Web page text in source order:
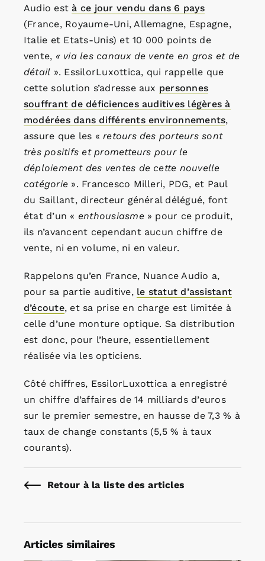
Audio est à ce jour vendu dans 6 pays
(France, Royaume-Uni, Allemagne, Espagne,
Italie et Etats-Unis) et 10 000 points de
vente, « via les canaux de vente en gros et de
détail ». EssilorLuxottica, qui rappelle que
cette solution s’adresse aux personnes
souffrant de déficiences auditives légères à
modérées dans différents environnements,
assure que les «retours des porteurs sont
très positifs et prometteurs pour le
déploiement des ventes de cette nouvelle
catégorie ». Francesco Milleri, PDG, et Paul
du Saillant, directeur général délégué, font
état d’un « enthousiasme» pour ce produit,
ils n’avancent cependant aucun chiffre de
vente, ni en volume, ni en valeur.
Rappelons qu’en France, Nuance Audio a,
pour sa partie auditive, le statut d’assistant
d’écoute, et sa prise en charge est limitée à
celle d’une monture optique. Sa distribution
est donc, pour l’heure, essentiellement
réalisée via les opticiens.
Côté chiffres, EssilorLuxottica a enregistré
un chiffre d’affaires de 14 milliards d’euros
sur le premier semestre, en hausse de 7,3 % à
taux de change constants (5,5 % à taux
courants).
Retour à la liste des articles
Articles similaires